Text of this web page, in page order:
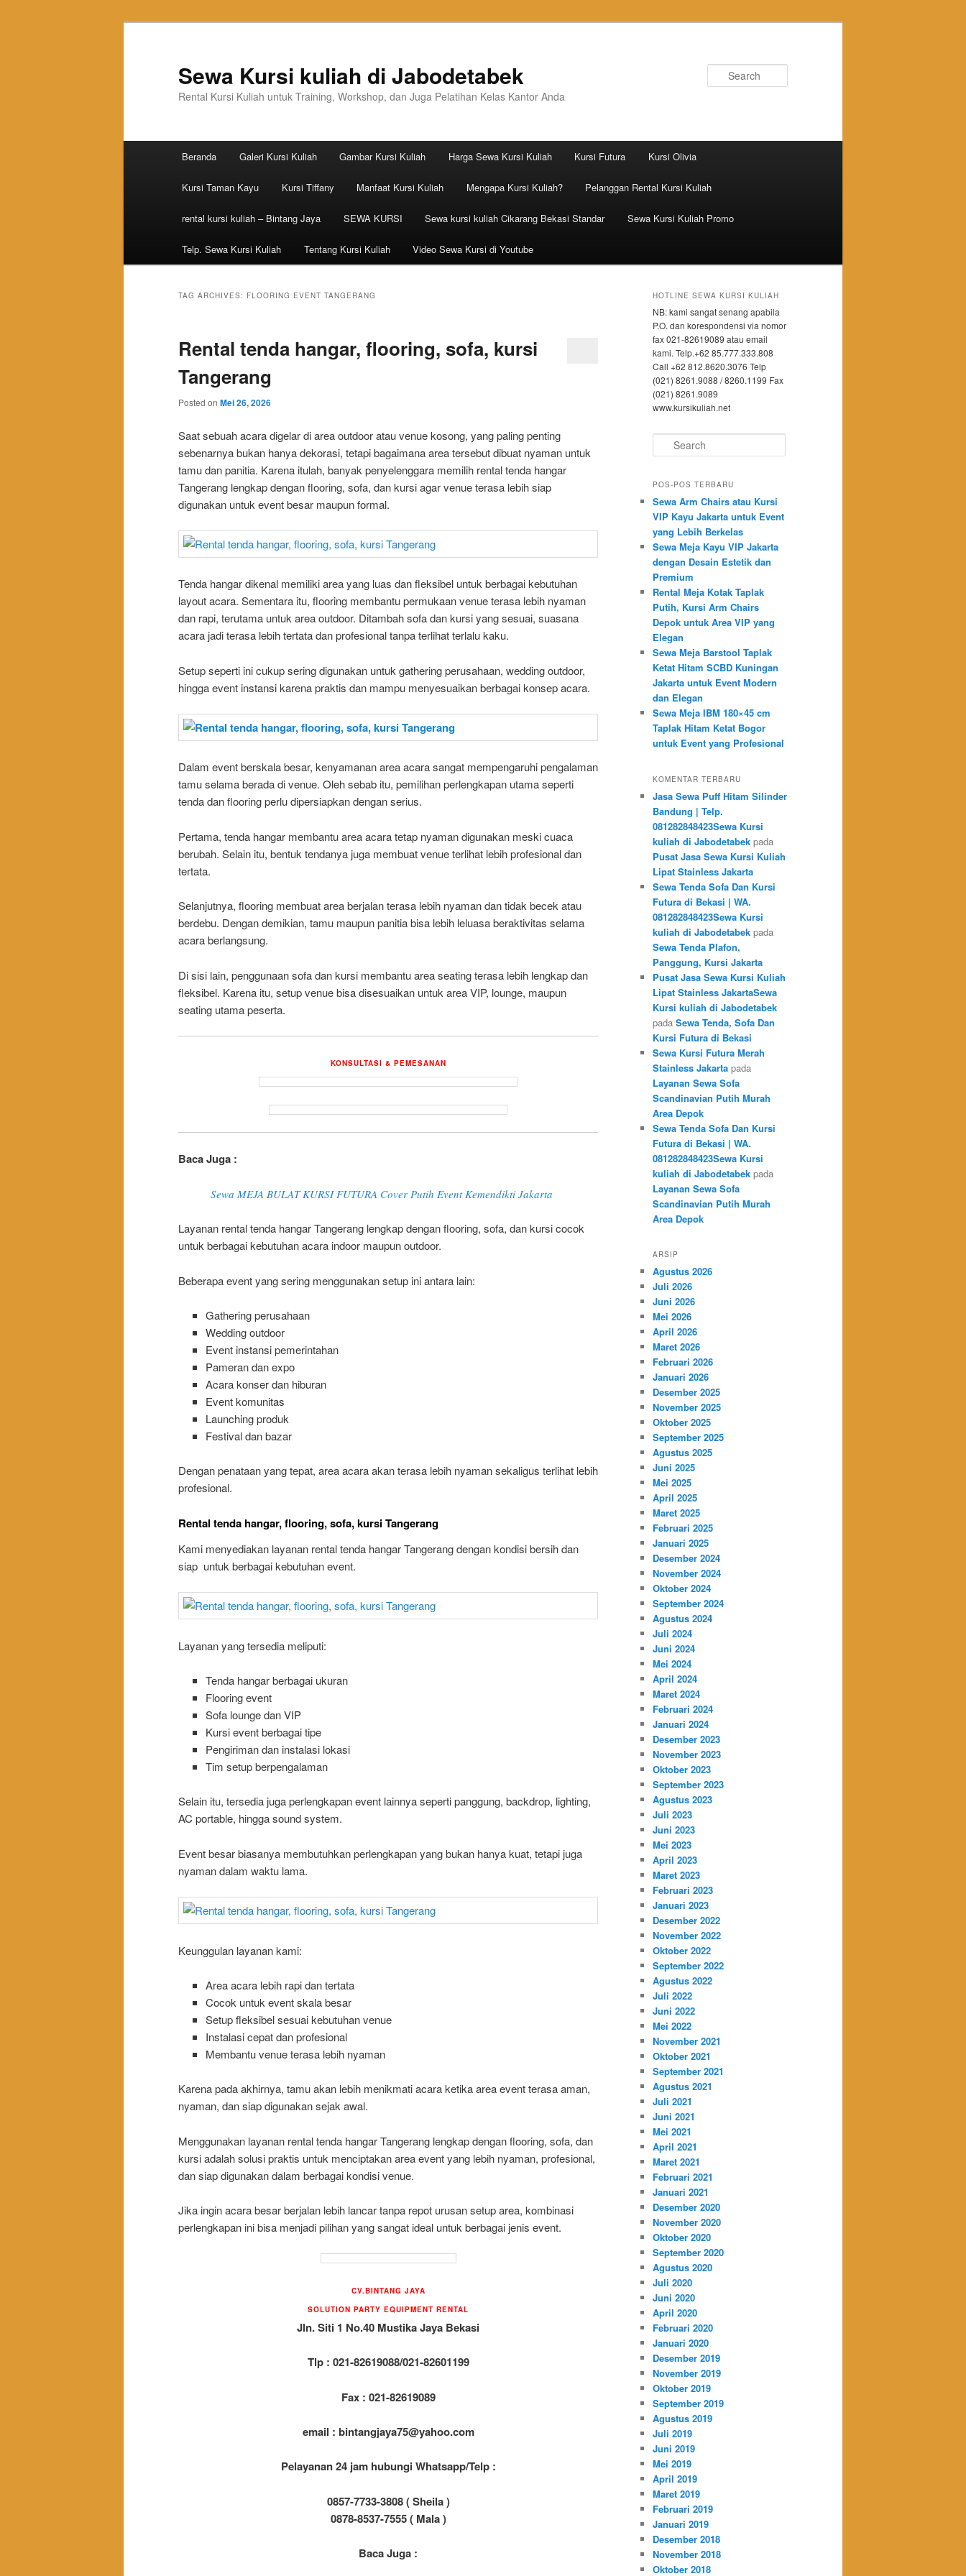
Sewa Kursi kuliah di Jabodetabek
Rental Kursi Kuliah untuk Training, Workshop, dan Juga Pelatihan Kelas Kantor Anda
Skip to primary content
Skip to secondary content
Beranda Galeri Kursi Kuliah Gambar Kursi Kuliah Harga Sewa Kursi Kuliah Kursi Futura Kursi Olivia
Kursi Taman Kayu Kursi Tiffany Manfaat Kursi Kuliah Mengapa Kursi Kuliah? Pelanggan Rental Kursi Kuliah
rental kursi kuliah – Bintang Jaya SEWA KURSI Sewa kursi kuliah Cikarang Bekasi Standar Sewa Kursi Kuliah Promo
Telp. Sewa Kursi Kuliah Tentang Kursi Kuliah Video Sewa Kursi di Youtube
TAG ARCHIVES: FLOORING EVENT TANGERANG
Rental tenda hangar, flooring, sofa, kursi
Tangerang
Posted on Mei 26, 2026
Saat sebuah acara digelar di area outdoor atau venue kosong, yang paling penting
sebenarnya bukan hanya dekorasi, tetapi bagaimana area tersebut dibuat nyaman untuk
tamu dan panitia. Karena itulah, banyak penyelenggara memilih rental tenda hangar
Tangerang lengkap dengan flooring, sofa, dan kursi agar venue terasa lebih siap
digunakan untuk event besar maupun formal.
Tenda hangar dikenal memiliki area yang luas dan fleksibel untuk berbagai kebutuhan
layout acara. Sementara itu, flooring membantu permukaan venue terasa lebih nyaman
dan rapi, terutama untuk area outdoor. Ditambah sofa dan kursi yang sesuai, suasana
acara jadi terasa lebih tertata dan profesional tanpa terlihat terlalu kaku.
Setup seperti ini cukup sering digunakan untuk gathering perusahaan, wedding outdoor,
hingga event instansi karena praktis dan mampu menyesuaikan berbagai konsep acara.
Dalam event berskala besar, kenyamanan area acara sangat mempengaruhi pengalaman
tamu selama berada di venue. Oleh sebab itu, pemilihan perlengkapan utama seperti
tenda dan flooring perlu dipersiapkan dengan serius.
Pertama, tenda hangar membantu area acara tetap nyaman digunakan meski cuaca
berubah. Selain itu, bentuk tendanya juga membuat venue terlihat lebih profesional dan
tertata.
Selanjutnya, flooring membuat area berjalan terasa lebih nyaman dan tidak becek atau
berdebu. Dengan demikian, tamu maupun panitia bisa lebih leluasa beraktivitas selama
acara berlangsung.
Di sisi lain, penggunaan sofa dan kursi membantu area seating terasa lebih lengkap dan
fleksibel. Karena itu, setup venue bisa disesuaikan untuk area VIP, lounge, maupun
seating utama peserta.
KONSULTASI & PEMESANAN
Baca Juga :
Sewa MEJA BULAT KURSI FUTURA Cover Putih Event Kemendikti Jakarta
Layanan rental tenda hangar Tangerang lengkap dengan flooring, sofa, dan kursi cocok
untuk berbagai kebutuhan acara indoor maupun outdoor.
Beberapa event yang sering menggunakan setup ini antara lain:
Gathering perusahaan
Wedding outdoor
Event instansi pemerintahan
Pameran dan expo
Acara konser dan hiburan
Event komunitas
Launching produk
Festival dan bazar
Dengan penataan yang tepat, area acara akan terasa lebih nyaman sekaligus terlihat lebih
profesional.
Rental tenda hangar, flooring, sofa, kursi Tangerang
Kami menyediakan layanan rental tenda hangar Tangerang dengan kondisi bersih dan
siap untuk berbagai kebutuhan event.
Layanan yang tersedia meliputi:
Tenda hangar berbagai ukuran
Flooring event
Sofa lounge dan VIP
Kursi event berbagai tipe
Pengiriman dan instalasi lokasi
Tim setup berpengalaman
Selain itu, tersedia juga perlengkapan event lainnya seperti panggung, backdrop, lighting,
AC portable, hingga sound system.
Event besar biasanya membutuhkan perlengkapan yang bukan hanya kuat, tetapi juga
nyaman dalam waktu lama.
Keunggulan layanan kami:
Area acara lebih rapi dan tertata
Cocok untuk event skala besar
Setup fleksibel sesuai kebutuhan venue
Instalasi cepat dan profesional
Membantu venue terasa lebih nyaman
Karena pada akhirnya, tamu akan lebih menikmati acara ketika area event terasa aman,
nyaman, dan siap digunakan sejak awal.
Menggunakan layanan rental tenda hangar Tangerang lengkap dengan flooring, sofa, dan
kursi adalah solusi praktis untuk menciptakan area event yang lebih nyaman, profesional,
dan siap digunakan dalam berbagai kondisi venue.
Jika ingin acara besar berjalan lebih lancar tanpa repot urusan setup area, kombinasi
perlengkapan ini bisa menjadi pilihan yang sangat ideal untuk berbagai jenis event.
CV.BINTANG JAYA
SOLUTION PARTY EQUIPMENT RENTAL
Jln. Siti 1 No.40 Mustika Jaya Bekasi
Tlp : 021-82619088/021-82601199
Fax : 021-82619089
email : bintangjaya75@yahoo.com
Pelayanan 24 jam hubungi Whatsapp/Telp :
0857-7733-3808 ( Sheila )
0878-8537-7555 ( Mala )
Baca Juga :
HOTLINE SEWA KURSI KULIAH
NB: kami sangat senang apabila
P.O. dan korespondensi via nomor
fax 021-82619089 atau email
kami. Telp.+62 85.777.333.808
Call +62 812.8620.3076 Telp
(021) 8261.9088 / 8260.1199 Fax
(021) 8261.9089
www.kursikuliah.net
Search
POS-POS TERBARU
Sewa Arm Chairs atau Kursi
VIP Kayu Jakarta untuk Event
yang Lebih Berkelas
Sewa Meja Kayu VIP Jakarta
dengan Desain Estetik dan
Premium
Rental Meja Kotak Taplak
Putih, Kursi Arm Chairs
Depok untuk Area VIP yang
Elegan
Sewa Meja Barstool Taplak
Ketat Hitam SCBD Kuningan
Jakarta untuk Event Modern
dan Elegan
Sewa Meja IBM 180×45 cm
Taplak Hitam Ketat Bogor
untuk Event yang Profesional
KOMENTAR TERBARU
Jasa Sewa Puff Hitam Silinder
Bandung | Telp.
081282848423Sewa Kursi
kuliah di Jabodetabek pada
Pusat Jasa Sewa Kursi Kuliah
Lipat Stainless Jakarta
Sewa Tenda Sofa Dan Kursi
Futura di Bekasi | WA.
081282848423Sewa Kursi
kuliah di Jabodetabek pada
Sewa Tenda Plafon,
Panggung, Kursi Jakarta
Pusat Jasa Sewa Kursi Kuliah
Lipat Stainless JakartaSewa
Kursi kuliah di Jabodetabek
pada Sewa Tenda, Sofa Dan
Kursi Futura di Bekasi
Sewa Kursi Futura Merah
Stainless Jakarta pada
Layanan Sewa Sofa
Scandinavian Putih Murah
Area Depok
Sewa Tenda Sofa Dan Kursi
Futura di Bekasi | WA.
081282848423Sewa Kursi
kuliah di Jabodetabek pada
Layanan Sewa Sofa
Scandinavian Putih Murah
Area Depok
ARSIP
Agustus 2026
Juli 2026
Juni 2026
Mei 2026
April 2026
Maret 2026
Februari 2026
Januari 2026
Desember 2025
November 2025
Oktober 2025
September 2025
Agustus 2025
Juni 2025
Mei 2025
April 2025
Maret 2025
Februari 2025
Januari 2025
Desember 2024
November 2024
Oktober 2024
September 2024
Agustus 2024
Juli 2024
Juni 2024
Mei 2024
April 2024
Maret 2024
Februari 2024
Januari 2024
Desember 2023
November 2023
Oktober 2023
September 2023
Agustus 2023
Juli 2023
Juni 2023
Mei 2023
April 2023
Maret 2023
Februari 2023
Januari 2023
Desember 2022
November 2022
Oktober 2022
September 2022
Agustus 2022
Juli 2022
Juni 2022
Mei 2022
November 2021
Oktober 2021
September 2021
Agustus 2021
Juli 2021
Juni 2021
Mei 2021
April 2021
Maret 2021
Februari 2021
Januari 2021
Desember 2020
November 2020
Oktober 2020
September 2020
Agustus 2020
Juli 2020
Juni 2020
April 2020
Februari 2020
Januari 2020
Desember 2019
November 2019
Oktober 2019
September 2019
Agustus 2019
Juli 2019
Juni 2019
Mei 2019
April 2019
Maret 2019
Februari 2019
Januari 2019
Desember 2018
November 2018
Oktober 2018